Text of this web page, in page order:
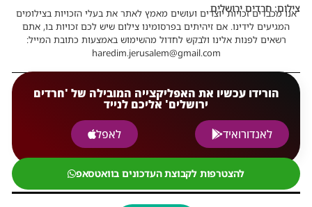
צילום: חרדים ירושלים
אנו מכבדים זכויות יוצרים ועושים מאמץ לאתר את בעלי הזכויות בצילומים
המגיעים לידינו. אם זיהיתים בפרסומינו צילום שיש לכם זכויות בו, אתם
רשאים לפנות אלינו ולבקש לחדול מהשימוש באמצעות כתובת המייל:
haredim.jerusalem@gmail.com
הורידו עכשיו את האפליקצייה המובילה של 'חרדים
ירושלים' אליכם לנייד
לאנדורואיד
לאפל
להצטרפות לקבוצת העדכונים בוואטסאפ